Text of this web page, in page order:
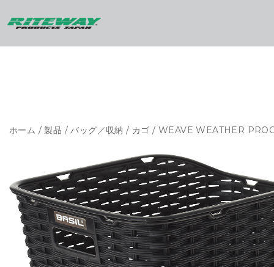
ホーム /製品 /バッグ／収納 / カゴ / WEAVE WEATHER